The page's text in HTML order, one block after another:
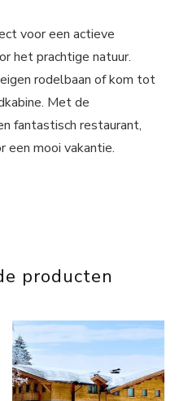
voor een actieve
het prachtige natuur.
rodelbaan of kom tot
Met de
fantastisch restaurant,
een mooi vakantie.
producten